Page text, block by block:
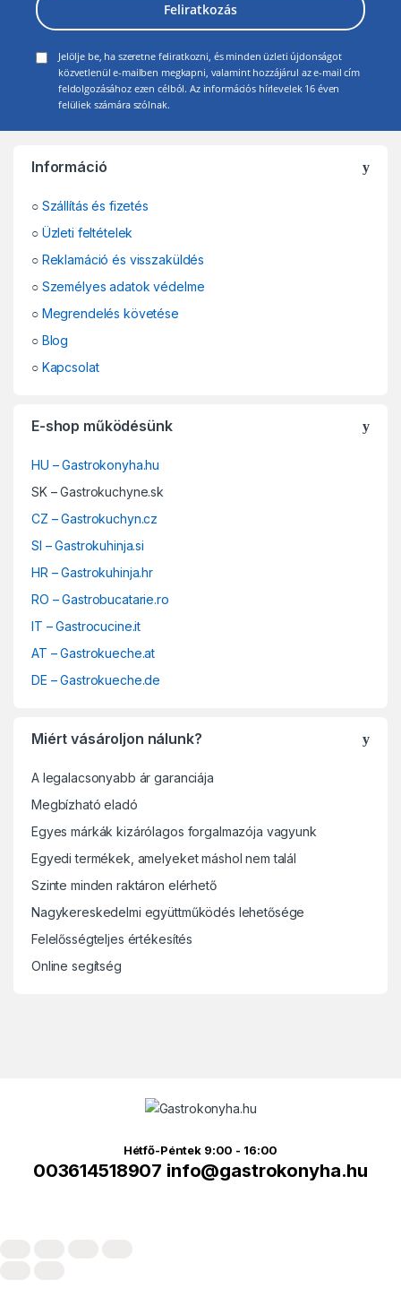
Feliratkozás
Jelölje be, ha szeretne feliratkozni, és minden üzleti újdonságot
közvetlenül e-mailben megkapni, valamint hozzájárul az e-mail cím
feldolgozásához ezen célból. Az információs hírlevelek 16 éven
felüliek számára szólnak.
Információ
○ Szállítás és fizetés
○ Üzleti feltételek
○ Reklamáció és visszaküldés
○ Személyes adatok védelme
○ Megrendelés követése
○ Blog
○ Kapcsolat
E-shop működésünk
HU – Gastrokonyha.hu
SK – Gastrokuchyne.sk
CZ – Gastrokuchyn.cz
SI – Gastrokuhinja.si
HR – Gastrokuhinja.hr
RO – Gastrobucatarie.ro
IT – Gastrocucine.it
AT – Gastrokueche.at
DE – Gastrokueche.de
Miért vásároljon nálunk?
A legalacsonyabb ár garanciája
Megbízható eladó
Egyes márkák kizárólagos forgalmazója vagyunk
Egyedi termékek, amelyeket máshol nem talál
Szinte minden raktáron elérhető
Nagykereskedelmi együttműködés lehetősége
Felelősségteljes értékesítés
Online segítség
Hétfő-Péntek 9:00 - 16:00
003614518907 info@gastrokonyha.hu